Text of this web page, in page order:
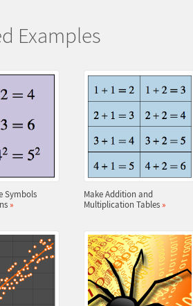
Examples
Symbols
»
Make Addition and
Multiplication Tables »